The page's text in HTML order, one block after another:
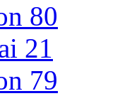
80
21
79